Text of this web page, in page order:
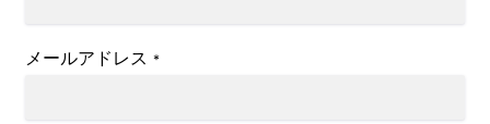
メールアドレス *